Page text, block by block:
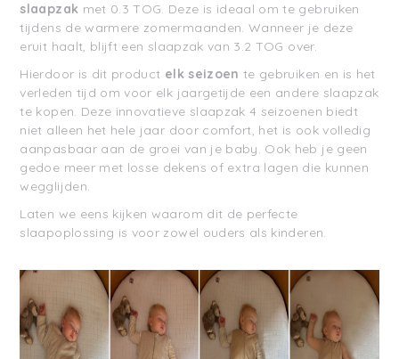
slaapzak met 0.3 TOG. Deze is ideaal om te gebruiken
tijdens dewarmere zomermaanden. Wanneer je deze
eruit haalt, blijft een slaapzak van 3.2 TOG over.
Hierdoor is dit product elk seizoen te gebruiken en is het
verleden tijd om voor elk jaargetijde een andere slaapzak
te kopen. Deze innovatieve slaapzak 4 seizoenen biedt
niet alleen het hele jaar door comfort, het is ook volledig
aanpasbaar aan de groei van je baby. Ook heb je geen
gedoe meer met losse dekens of extra lagen die kunnen
wegglijden.
Laten we eens kijken waarom dit de perfecte
slaapoplossing is voor zowel ouders als kinderen.